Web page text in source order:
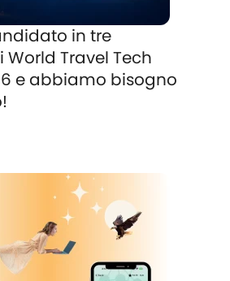
in tre
Travel Tech
e abbiamo bisogno